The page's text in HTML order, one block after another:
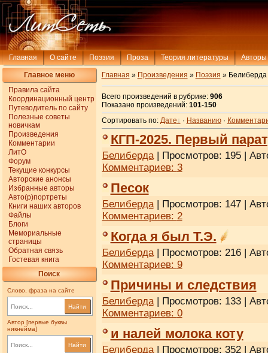
Главная О сайте Поэзия Проза Теория литературы Авторы
Главное меню
Правила сайта
Координационный центр
Путеводитель по сайту
Полезные советы
новичкам
Произведения
Комментарии
ЛитО
Форум
Текущие конкурсы
Авторские анонсы
Избранные авторы
Авто(р)портреты
Книги наших авторов
Файлы
Блоги
Мемориальные
страницы
Обратная связь
Гостевая книга
Поиск
Слово, фраза на сайте
Найти
Автор [первые буквы
никнейма]
Найти
Главная » Произведения » Поэзия » Белиберда
Всего произведений в рубрике: 906
Показано произведений: 101-150
Сортировать по: Дате · Названию·
КГП-2025. Первый
Белиберда| Просмотров: 195 |
Комментариев: 3
Песок
Белиберда| Просмотров: 147 |
Комментариев: 2
Когда я был Т.Э.
Белиберда| Просмотров: 216 |
Комментариев: 9
Причины и следствия
Белиберда| Просмотров: 133 |
Комментариев: 0
и налей молока коту
Белиберда| Просмотров: 352 |